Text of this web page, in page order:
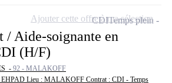
/ Aide-soignante en
(H/F)
- 92 - MALAKOFF
EHPAD Lieu : MALAKOFF Contrat : CDI - Temps
CDITemps plein
Ajouter cette offre à ma sélection